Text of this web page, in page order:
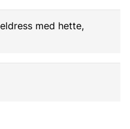
med hette,